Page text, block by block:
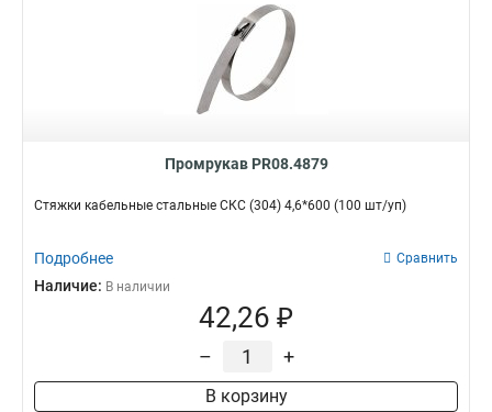
Промрукав PR08.4879
Стяжки кабельные стальные СКС (304) 4,6*600 (100 шт/уп)
Подробнее Сравнить
Наличие: В наличии
42,26 ₽
– +
В корзину